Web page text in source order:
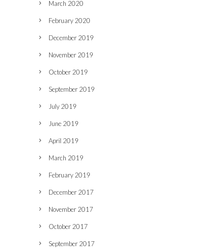
March 2020
February 2020
December 2019
November 2019
October 2019
September 2019
July 2019
June 2019
April 2019
March 2019
February 2019
December 2017
November 2017
October 2017
September 2017